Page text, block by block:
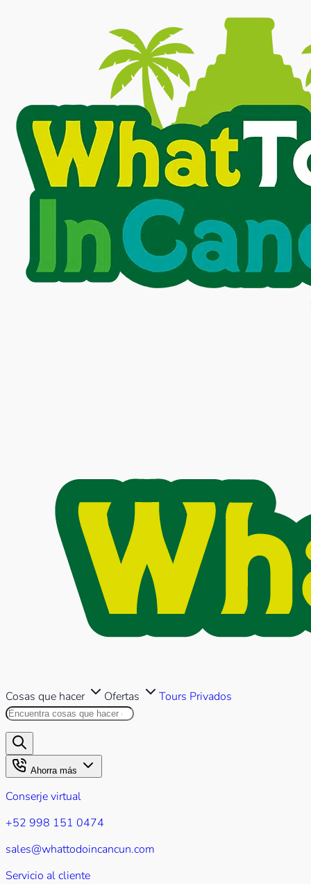
Cosas que hacer Ofertas Tours Privados
Buscar en este sitio
Ahorra más
Conserje virtual
+52 998 151 0474
sales@whattodoincancun.com
Servicio al cliente